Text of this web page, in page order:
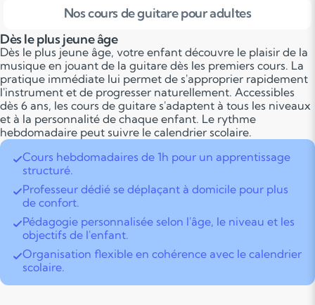
Nos cours de guitare pour adultes
Dès le plus jeune âge
Dès le plus jeune âge, votre enfant découvre le plaisir de la
musique en jouant de la guitare dès les premiers cours. La
pratique immédiate lui permet de s'approprier rapidement
l'instrument et de progresser naturellement. Accessibles
dès 6 ans, les cours de guitare s'adaptent à tous les niveaux
et à la personnalité de chaque enfant. Le rythme
hebdomadaire peut suivre le calendrier scolaire.
Cours hebdomadaires de 1h pour un apprentissage
structuré.
Professeur dédié se déplaçant à domicile pour plus
de confort.
Pédagogie personnalisée selon l'âge, le niveau et les
objectifs de l'enfant.
Organisation flexible en cohérence avec le calendrier
scolaire.